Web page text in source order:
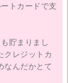
トカードで支
貯まりまし
クレジットカ
なんだかとて